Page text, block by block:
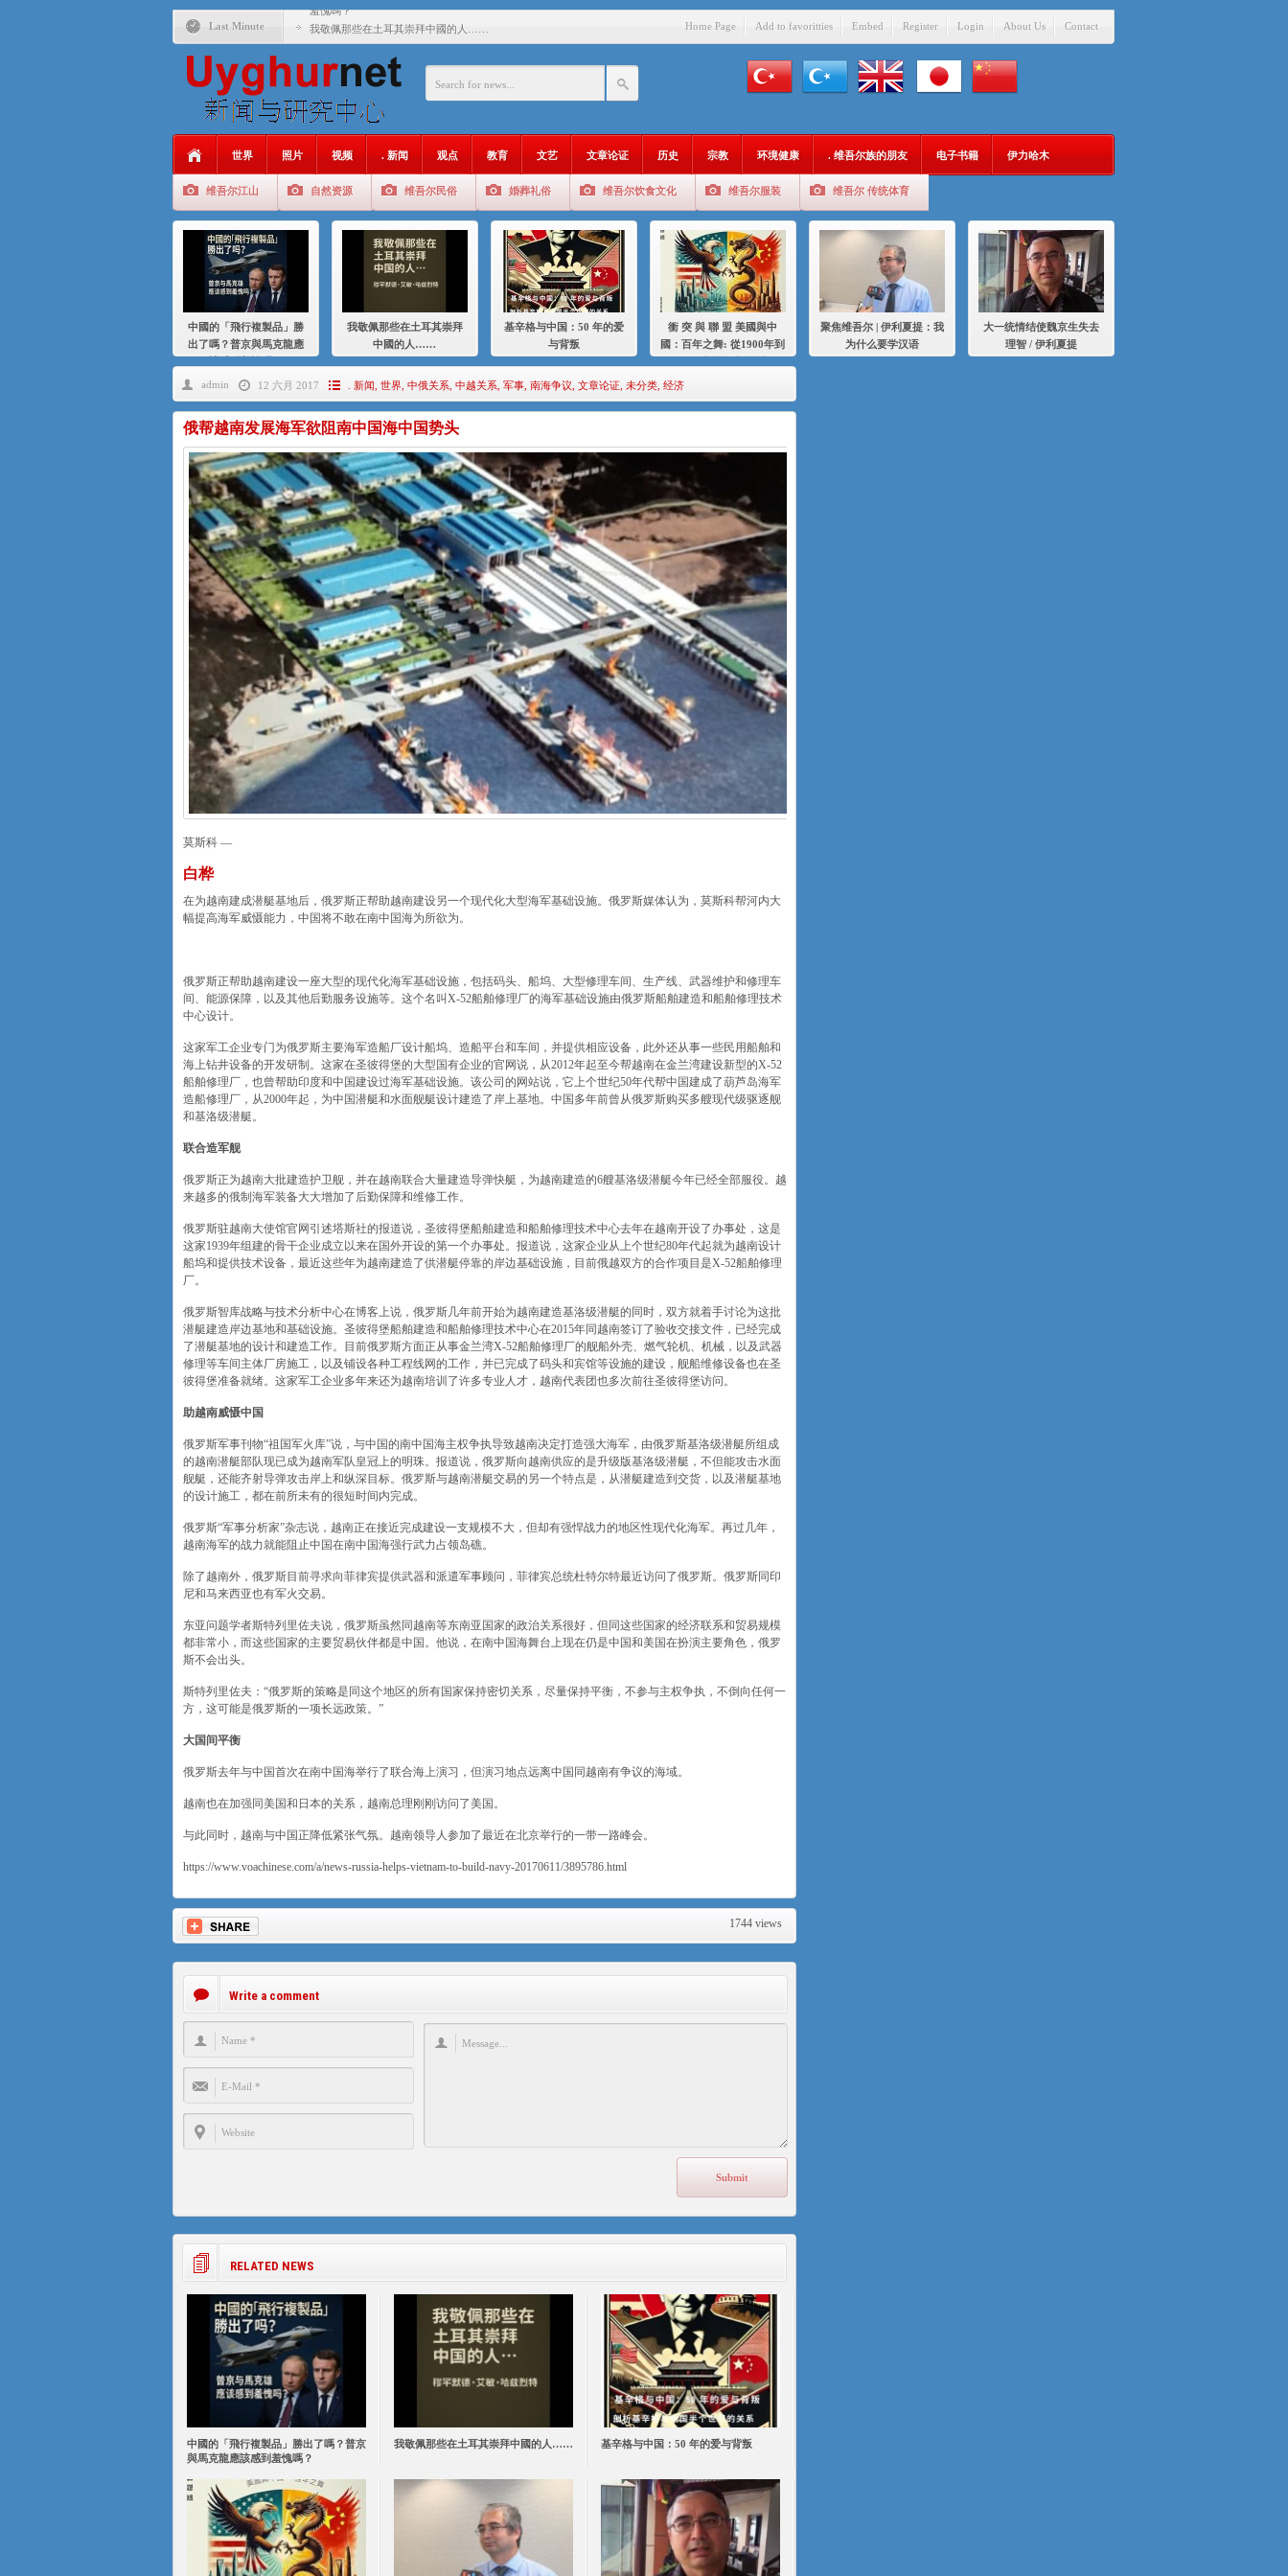
Last Minute
羞愧嗎？
我敬佩那些在土耳其崇拜中國的人……
基辛格与中国：50 年的爱与背叛
年的百年關係
大一统情结使魏京生失去理智 / 伊利夏提
伊利夏提：在自责与内疚中的挣扎
伊利夏提：消失在集中营的红衣女孩
伊利夏提：维吾尔种族灭绝
Home Page Add to favoritties Embed Register Login About Us Contact
世界 照片 视频 . 新闻 观点 教育 文艺 文章论证 历史 宗教 环境健康 . 维吾尔族的朋友 电子书籍 伊力哈木
维吾尔江山 自然资源 维吾尔民俗 婚葬礼俗 维吾尔饮食文化 维吾尔服装 维吾尔 传统体育
中國的「飛行複製品」勝
出了嗎？普京與馬克龍應
我敬佩那些在土耳其崇拜
中國的人……
基辛格与中国：50 年的爱
与背叛
衝 突 與 聯 盟 美國與中
國：百年之舞: 從1900年到
聚焦维吾尔 | 伊利夏提：我
为什么要学汉语
大一统情结使魏京生失去
理智 / 伊利夏提
admin 12 六月 2017 . 新闻 世界, 中俄关系 中越关系 军事, 南海争议 文章论证, 未分类, 经济
俄帮越南发展海军欲阻南中国海中国势头
莫斯科 —
白桦
在为越南建成潜艇基地后，俄罗斯正帮助越南建设另一个现代化大型海军基础设施。俄罗斯媒体认为，莫斯科帮河内大
幅提高海军威慑能力，中国将不敢在南中国海为所欲为。
俄罗斯正帮助越南建设一座大型的现代化海军基础设施，包括码头、船坞、大型修理车间、生产线、武器维护和修理车
间、能源保障，以及其他后勤服务设施等。这个名叫X-52船舶修理厂的海军基础设施由俄罗斯船舶建造和船舶修理技术
中心设计。
这家军工企业专门为俄罗斯主要海军造船厂设计船坞、造船平台和车间，并提供相应设备，此外还从事一些民用船舶和
海上钻井设备的开发研制。这家在圣彼得堡的大型国有企业的官网说，从2012年起至今帮越南在金兰湾建设新型的X-52
船舶修理厂，也曾帮助印度和中国建设过海军基础设施。该公司的网站说，它上个世纪50年代帮中国建成了葫芦岛海军
造船修理厂，从2000年起，为中国潜艇和水面舰艇设计建造了岸上基地。中国多年前曾从俄罗斯购买多艘现代级驱逐舰
和基洛级潜艇。
联合造军舰
俄罗斯正为越南大批建造护卫舰，并在越南联合大量建造导弹快艇，为越南建造的6艘基洛级潜艇今年已经全部服役。越
来越多的俄制海军装备大大增加了后勤保障和维修工作。
俄罗斯驻越南大使馆官网引述塔斯社的报道说，圣彼得堡船舶建造和船舶修理技术中心去年在越南开设了办事处，这是
这家1939年组建的骨干企业成立以来在国外开设的第一个办事处。报道说，这家企业从上个世纪80年代起就为越南设计
船坞和提供技术设备，最近这些年为越南建造了供潜艇停靠的岸边基础设施，目前俄越双方的合作项目是X-52船舶修理
厂。
俄罗斯智库战略与技术分析中心在博客上说，俄罗斯几年前开始为越南建造基洛级潜艇的同时，双方就着手讨论为这批
潜艇建造岸边基地和基础设施。圣彼得堡船舶建造和船舶修理技术中心在2015年同越南签订了验收交接文件，已经完成
了潜艇基地的设计和建造工作。目前俄罗斯方面正从事金兰湾X-52船舶修理厂的舰船外壳、燃气轮机、机械，以及武器
修理等车间主体厂房施工，以及铺设各种工程线网的工作，并已完成了码头和宾馆等设施的建设，舰船维修设备也在圣
彼得堡准备就绪。这家军工企业多年来还为越南培训了许多专业人才，越南代表团也多次前往圣彼得堡访问。
助越南威慑中国
俄罗斯军事刊物“祖国军火库”说，与中国的南中国海主权争执导致越南决定打造强大海军，由俄罗斯基洛级潜艇所组成
的越南潜艇部队现已成为越南军队皇冠上的明珠。报道说，俄罗斯向越南供应的是升级版基洛级潜艇，不但能攻击水面
舰艇，还能齐射导弹攻击岸上和纵深目标。俄罗斯与越南潜艇交易的另一个特点是，从潜艇建造到交货，以及潜艇基地
的设计施工，都在前所未有的很短时间内完成。
俄罗斯“军事分析家”杂志说，越南正在接近完成建设一支规模不大，但却有强悍战力的地区性现代化海军。再过几年，
越南海军的战力就能阻止中国在南中国海强行武力占领岛礁。
除了越南外，俄罗斯目前寻求向菲律宾提供武器和派遣军事顾问，菲律宾总统杜特尔特最近访问了俄罗斯。俄罗斯同印
尼和马来西亚也有军火交易。
东亚问题学者斯特列里佐夫说，俄罗斯虽然同越南等东南亚国家的政治关系很好，但同这些国家的经济联系和贸易规模
都非常小，而这些国家的主要贸易伙伴都是中国。他说，在南中国海舞台上现在仍是中国和美国在扮演主要角色，俄罗
斯不会出头。
斯特列里佐夫：“俄罗斯的策略是同这个地区的所有国家保持密切关系，尽量保持平衡，不参与主权争执，不倒向任何一
方，这可能是俄罗斯的一项长远政策。”
大国间平衡
俄罗斯去年与中国首次在南中国海举行了联合海上演习，但演习地点远离中国同越南有争议的海域。
越南也在加强同美国和日本的关系，越南总理刚刚访问了美国。
与此同时，越南与中国正降低紧张气氛。越南领导人参加了最近在北京举行的一带一路峰会。
https://www.voachinese.com/a/news-russia-helps-vietnam-to-build-navy-20170611/3895786.html
1744 views
Write a comment
RELATED NEWS
中國的「飛行複製品」勝出了嗎？普京
與馬克龍應該感到羞愧嗎？
我敬佩那些在土耳其崇拜中國的人…… 基辛格与中国：50 年的爱与背叛